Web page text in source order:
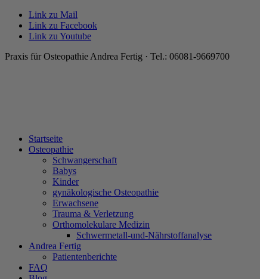
Link zu Mail
Link zu Facebook
Link zu Youtube
Praxis für Osteopathie Andrea Fertig · Tel.: 06081-9669700
Startseite
Osteopathie
Schwangerschaft
Babys
Kinder
gynäkologische Osteopathie
Erwachsene
Trauma & Verletzung
Orthomolekulare Medizin
Schwermetall-und-Nährstoffanalyse
Andrea Fertig
Patientenberichte
FAQ